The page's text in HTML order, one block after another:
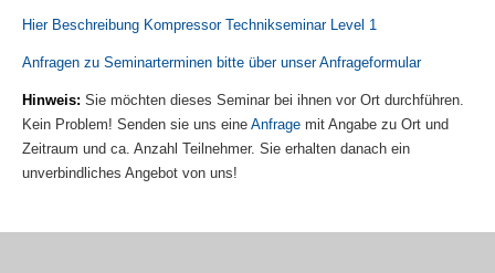
Hier Beschreibung Kompressor Technikseminar Level 1
Anfragen zu Seminarterminen bitte über unser Anfrageformular
Hinweis: Sie möchten dieses Seminar bei ihnen vor Ort durchführen.
Kein Problem! Senden sie uns eine Anfragemit Angabe zu Ort und
Zeitraum und ca. Anzahl Teilnehmer. Sie erhalten danach ein
unverbindliches Angebot von uns!